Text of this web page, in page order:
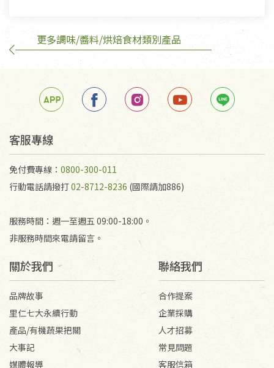
訂購手抄稿退貨需知：
手抄稿進行退貨時，請務必保持原包裝方式及使用原
若未保持原包裝方式或未使用原箱退回，導致書籍有
任何折損、磨損、污損或凹角，將不接受退貨，也不
不接受退貨之手抄稿，為敬重法寶故，里仁網購無法
代為結緣處理等。 若需將手抄稿寄還給消費者，因而
產生的運費100元/箱將由消費者負擔。
更多調味/醬料/烘焙食材類別產品
客服專線
免付費專線： 0800-300-011
行動電話請撥打02-8712-8236 (國際請加886)
服務時間：週一至週五 09:00-18:00。
非服務時間來電請留言。
關於我們
品牌故事
里仁七大永續行動
產品/有機蔬果把關
大事記
媒體報導
聯絡我們
合作提案
企業採購
人才招募
常見問題
客服信箱